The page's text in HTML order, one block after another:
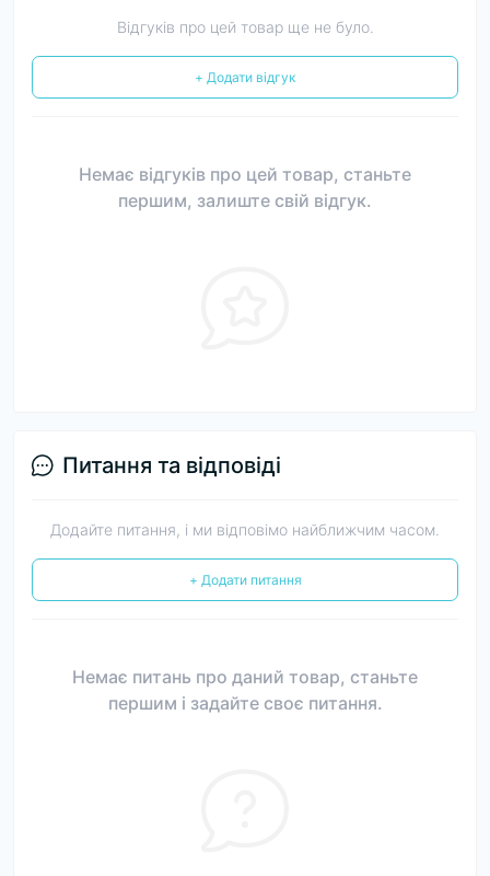
Відгуків про цей товар ще не було.
+ Додати відгук
Немає відгуків про цей товар, станьте
першим, залиште свій відгук.
Питання та відповіді
Додайте питання, і ми відповімо найближчим часом.
+ Додати питання
Немає питань про даний товар, станьте
першим і задайте своє питання.